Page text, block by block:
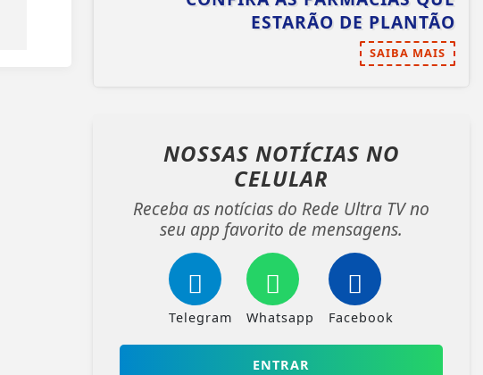
ESTARÃO DE PLANTÃO
SAIBA MAIS
NOSSAS NOTÍCIAS NO
CELULAR
Receba as notícias do Rede Ultra TV no
seu app favorito de mensagens.
Telegram Whatsapp Facebook
ENTRAR